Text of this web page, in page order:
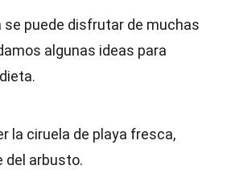
se puede disfrutar de muchas
algunas ideas para
la ciruela de playa fresca,
del arbusto.